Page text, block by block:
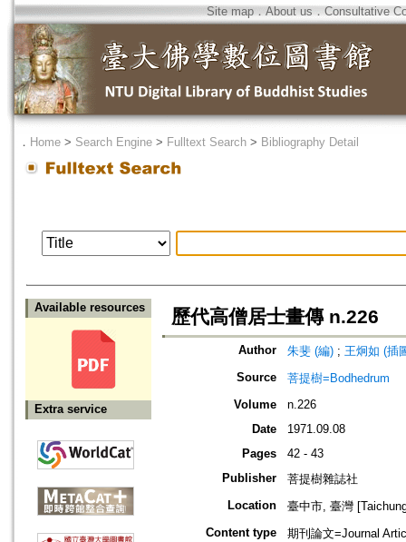
Site map．About us ． Consultative
． Home > Search Engine > Fulltext Search > Bibliography Detail
Available resources
Extra service
歷代高僧居士畫傳 n.226
Author 朱斐 (編) ; 王炯如 (插
Source
菩提樹=Bodhedrum
Volume
n.226
Date
1971.09.08
Pages
42 - 43
Publisher
菩提樹雜誌社
Location
臺中市, 臺灣
Content type
期刊論文=Journal